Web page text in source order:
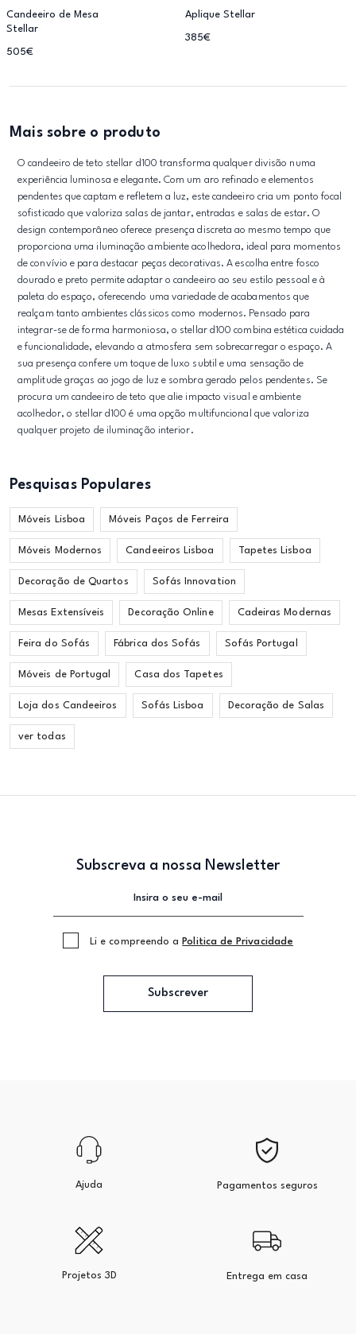
Candeeiro de Mesa
Stellar
505€
Aplique Stellar
385€
Mais sobre o produto
O candeeiro de teto stellar d100 transforma qualquer divisão numa
experiência luminosa e elegante. Com um aro refinado e elementos
pendentes que captam e refletem a luz, este candeeiro cria um ponto focal
sofisticado que valoriza salas de jantar, entradas e salas de estar. O
design contemporâneo oferece presença discreta ao mesmo tempo que
proporciona uma iluminação ambiente acolhedora, ideal para momentos
de convívio e para destacar peças decorativas. A escolha entre fosco
dourado e preto permite adaptar o candeeiro ao seu estilo pessoal e à
paleta do espaço, oferecendo uma variedade de acabamentos que
realçam tanto ambientes clássicos como modernos. Pensado para
integrar-se de forma harmoniosa, o stellar d100 combina estética cuidada
e funcionalidade, elevando a atmosfera sem sobrecarregar o espaço. A
sua presença confere um toque de luxo subtil e uma sensação de
amplitude graças ao jogo de luz e sombra gerado pelos pendentes. Se
procura um candeeiro de teto que alie impacto visual e ambiente
acolhedor, o stellar d100 é uma opção multifuncional que valoriza
qualquer projeto de iluminação interior.
Pesquisas Populares
Móveis Lisboa Móveis Paços de Ferreira
Móveis Modernos Candeeiros Lisboa Tapetes Lisboa
Decoração de Quartos Sofás Innovation
Mesas Extensíveis Decoração Online Cadeiras Modernas
Feira do Sofás Fábrica dos Sofás Sofás Portugal
Móveis de Portugal Casa dos Tapetes
Loja dos Candeeiros Sofás Lisboa Decoração de Salas
ver todas
Subscreva a nossa Newsletter
Li e compreendo a Politica de Privacidade
Subscrever
Ajuda Pagamentos seguros
Projetos 3D Entrega em casa